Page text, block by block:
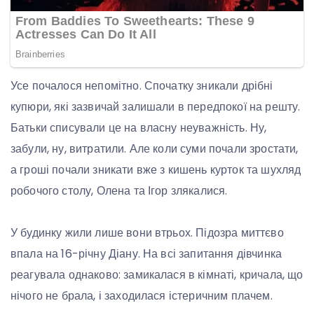
Усе почалося непомітно. Спочатку зникали дрібні
купюри, які зазвичай залишали в передпокої на решту.
Батьки списували це на власну неуважність. Ну,
забули, ну, витратили. Але коли суми почали зростати,
а гроші почали зникати вже з кишень курток та шухляд
робочого столу, Олена та Ігор злякалися.
У будинку жили лише вони втрьох. Підозра миттєво
впала на 16-річну Діану. На всі запитання дівчинка
реагувала однаково: замикалася в кімнаті, кричала, що
нічого не брала, і заходилася істеричним плачем.